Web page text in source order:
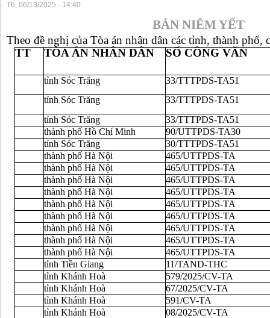
T6, 06/13/2025 - 14:40
BẢN NIÊM YẾT
Theo đề nghị của Tòa án nhân dân các tỉnh, thành phố,
TT
TÒA ÁN NHÂN DÂN SỐ CÔNG VĂN
tỉnh Sóc Trăng
33/TTTPDS-TA51
tỉnh Sóc Trăng
33/TTTPDS-TA51
tỉnh Sóc Trăng
33/TTTPDS-TA51
thành phố Hồ Chí Minh
90/UTTPDS-TA30
tỉnh Sóc Trăng
30/TTTPDS-TA51
thành phố Hà Nội
465/UTTPDS-TA
thành phố Hà Nội
465/UTTPDS-TA
thành phố Hà Nội
465/UTTPDS-TA
thành phố Hà Nội
465/UTTPDS-TA
thành phố Hà Nội
465/UTTPDS-TA
thành phố Hà Nội
465/UTTPDS-TA
thành phố Hà Nội
465/UTTPDS-TA
thành phố Hà Nội
465/UTTPDS-TA
thành phố Hà Nội
465/UTTPDS-TA
tỉnh Tiền Giang
11/TAND-THC
tỉnh Khánh Hoà
579/2025/CV-TA
tỉnh Khánh Hoà
67/2025/CV-TA
tỉnh Khánh Hoà
591/CV-TA
tỉnh Khánh Hoà
08/2025/CV-TA